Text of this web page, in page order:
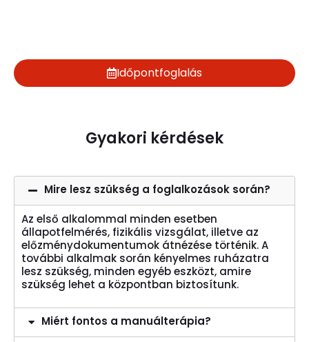
Időpontfoglalás
Gyakori kérdések
Mire lesz szükség a foglalkozások során?
Az első alkalommal minden esetben
állapotfelmérés, fizikális vizsgálat, illetve az
előzménydokumentumok átnézése történik. A
további alkalmak során kényelmes ruházatra
lesz szükség, minden egyéb eszközt, amire
szükség lehet a központban biztosítunk.
Miért fontos a manuálterápia?